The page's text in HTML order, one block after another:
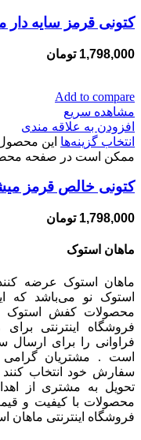
کتونی قرمز سایه دار
1,798,000 تومان
Add to compare
مشاهده سریع
افزودن به علاقه مندی
انتخاب گزینه‌ها این
ممکن است در صفحه
کتونی خالص قرمز
1,798,000 تومان
ماهان استوک
ماهان استوک عرضه
استوک نو می‌باشد که
محصولات کفش استوک
فروشگاه اینترنتی
فراوانی را برای ارسال
است . مشتریان گرامی
سفارش خود انتخاب
تحویل به مشتری از
محصولات با کیفیت و
فروشگاه اینترنتی ماهان